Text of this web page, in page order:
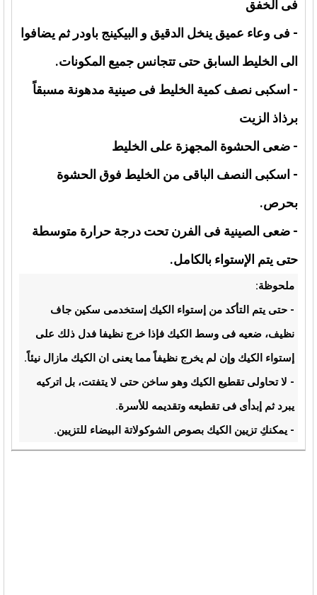
فى الخفق
- فى وعاء عميق ينخل الدقيق و البيكينج باودر ثم يضافوا
الى الخليط السابق حتى تتجانس جميع المكونات.
- اسكبى نصف كمية الخليط فى صينية مدهونة مسبقاً
برذاذ الزيت
- ضعى الحشوة المجهزة على الخليط
- اسكبى النصف الباقى من الخليط فوق الحشوة
بحرص.
- ضعى الصينية فى الفرن تحت درجة حرارة متوسطة
حتى يتم الإستواء بالكامل.
ملحوظة:
- حتى يتم التأكد من إستواء الكيك إستخدمى سكين جاف
نظيف، ضعيه فى وسط الكيك فإذا خرج نظيفا فدل ذلك على
إستواء الكيك وإن لم يخرج نظيفاً مما يعنى ان الكيك مازال نيئاً.
- لا تحاولى تقطيع الكيك وهو ساخن حتى لا يتفتت، بل اتركيه
يبرد ثم إبدأى فى تقطيعه وتقديمه للأسرة.
- يمكنكِ تزيين الكيك بصوص الشوكولاتة البيضاء للتزيين.